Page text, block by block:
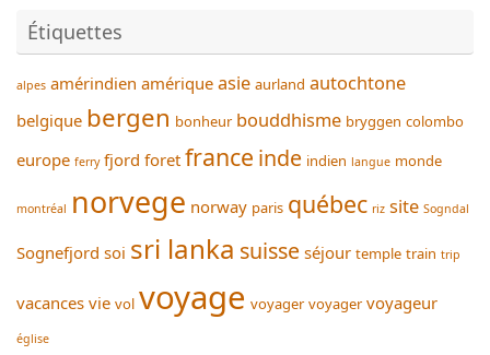
Étiquettes
alpes amérindien amérique asie aurland autochtone
belgique bergen bonheur bouddhisme bryggen colombo
europe ferry fjord foret france inde indien langue monde
montréal norvege norway paris québec riz site Sogndal
Sognefjord soi sri lanka suisse séjour temple train trip
vacances vie vol voyage voyager voyager voyageur
église